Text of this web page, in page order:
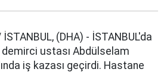
(DHA) - İSTANBUL'da
ustası Abdülselam
iş kazası geçirdi. Hastane